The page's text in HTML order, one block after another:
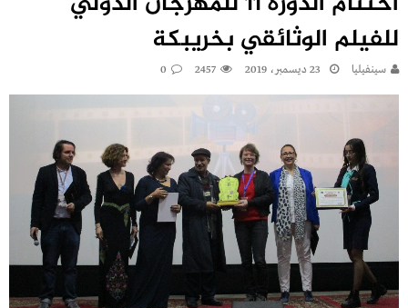
للفيلم الوثائقي بخريبكة
سينفيليا 23 ديسمبر، 2019 2457
0